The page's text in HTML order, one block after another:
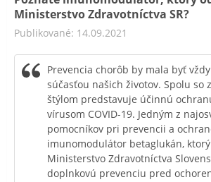
Ministerstvo Zdravotníctva SR?
Publikované: 14.09.2021
Prevencia chorôb by mala byť
súčasťou našich životov. Spolu so
štýlom predstavuje účinnú
vírusom COVID-19. Jedným z
pomocníkov pri prevencii a
imunomodulátor betaglukán,
Ministerstvo Zdravotníctva
doplnkovú prevenciu pred